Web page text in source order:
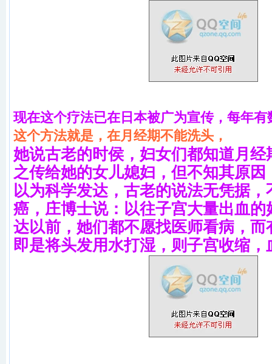
现在这个疗法已在日本被广为宣传，每年
这个方法就是，在月经期不能洗头，
她说古老的时侯，妇女们都知道月经
之传给她的女儿媳妇，但不知其原
以为科学发达，古老的说法无凭据
癌，庄博士说：以往子宫大量出血的
达以前，她们都不愿找医师看病，而
即是将头发用水打湿，则子宫收缩，